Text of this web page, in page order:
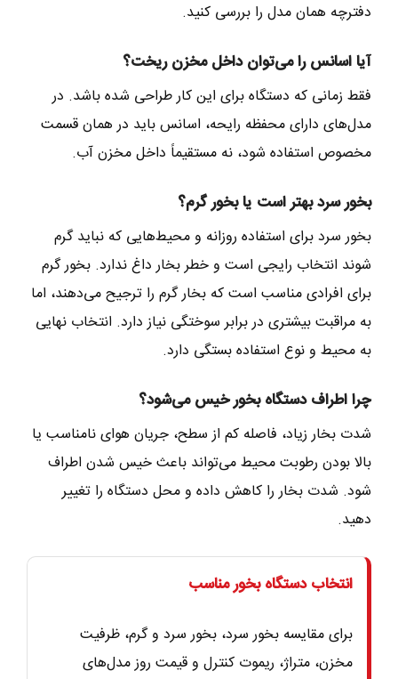
دفترچه همان مدل را بررسی کنید.
آیا اسانس را می‌توان داخل مخزن ریخت؟
فقط زمانی که دستگاه برای این کار طراحی شده باشد. در
مدل‌های دارای محفظه رایحه، اسانس باید در همان قسمت
مخصوص استفاده شود، نه مستقیماً داخل مخزن آب.
بخور سرد بهتر است یا بخور گرم؟
بخور سرد برای استفاده روزانه و محیط‌هایی که نباید گرم
شوند انتخاب رایجی است و خطر بخار داغ ندارد. بخور گرم
برای افرادی مناسب است که بخار گرم را ترجیح می‌دهند، اما
به مراقبت بیشتری در برابر سوختگی نیاز دارد. انتخاب نهایی
به محیط و نوع استفاده بستگی دارد.
چرا اطراف دستگاه بخور خیس می‌شود؟
شدت بخار زیاد، فاصله کم از سطح، جریان هوای نامناسب یا
بالا بودن رطوبت محیط می‌تواند باعث خیس شدن اطراف
شود. شدت بخار را کاهش داده و محل دستگاه را تغییر
دهید.
انتخاب دستگاه بخور مناسب
برای مقایسه بخور سرد، بخور سرد و گرم، ظرفیت
مخزن، متراژ، ریموت کنترل و قیمت روز مدل‌های